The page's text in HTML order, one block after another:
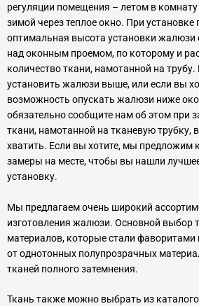
регуляции помещения – летом в
зимой через теплое окно. При установке
оптимальная высота установки жалюзи
над оконным проемом, по которому и
количество ткани, намотанной на трубу.
установить жалюзи выше, или если вы
возможность опускать жалюзи ниже
обязательно сообщите нам об этом при
ткани, намотанной на тканевую трубку,
хватить. Если вы хотите, мы предложим
замеры на месте, чтобы вы нашли
установку.
Мы предлагаем очень широкий
изготовления жалюзи. Основной выбор
материалов, которые стали фаворитами
от однотонных полупрозрачных
тканей полного затемнения.
Ткань также можно выбрать из